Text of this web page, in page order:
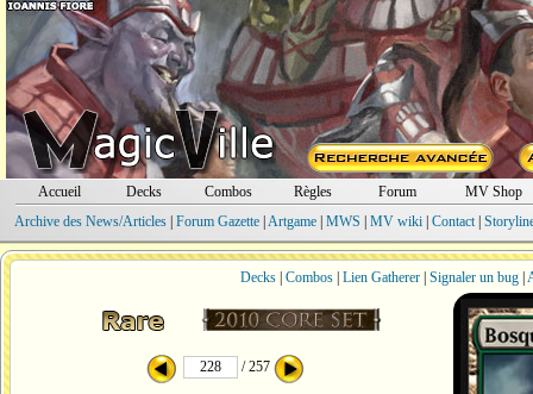
Accueil Decks Combos Règles Forum
MV Shop
Archive des News/Articles| Forum Gazette| Artgame| MWS MV wiki| Contact|
Decks Combos Lien Gatherer Signaler un bug
/ 257